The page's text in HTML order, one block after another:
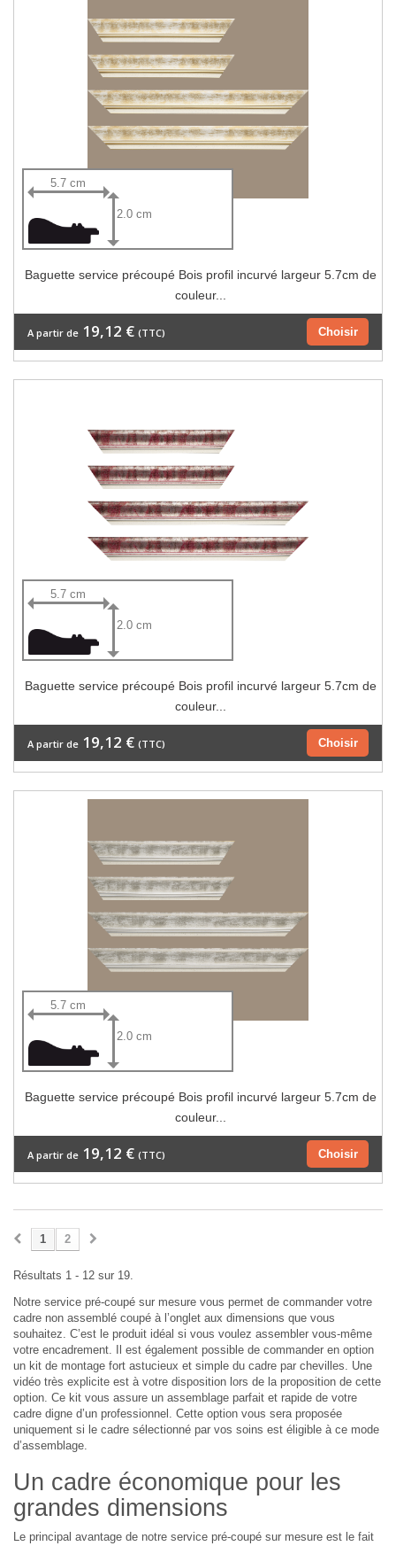
5.7 cm
2.0 cm
Baguette service précoupé Bois profil incurvé largeur 5.7cm de
couleur...
Choisir
A partir de 19,12 € (TTC)
5.7 cm
2.0 cm
Baguette service précoupé Bois profil incurvé largeur 5.7cm de
couleur...
Choisir
A partir de 19,12 € (TTC)
5.7 cm
2.0 cm
Baguette service précoupé Bois profil incurvé largeur 5.7cm de
couleur...
Choisir
A partir de 19,12 € (TTC)
1 2
Résultats 1 - 12 sur 19.
Notre service pré-coupé sur mesure vous permet de commander votre
cadre non assemblé coupé à l’onglet aux dimensions que vous
souhaitez. C’est le produit idéal si vous voulez assembler vous-même
votre encadrement. Il est également possible de commander en option
un kit de montage fort astucieux et simple du cadre par chevilles. Une
vidéo très explicite est à votre disposition lors de la proposition de cette
option. Ce kit vous assure un assemblage parfait et rapide de votre
cadre digne d’un professionnel. Cette option vous sera proposée
uniquement si le cadre sélectionné par vos soins est éligible à ce mode
d’assemblage.
Un cadre économique pour les
grandes dimensions
Le principal avantage de notre service pré-coupé sur mesure est le fait